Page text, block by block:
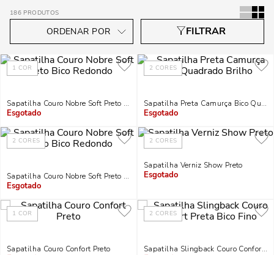
186 PRODUTOS
1 COR
Sapatilha Couro Nobre Soft Preto Bico Redondo
Indisponível
2 CORES
Sapatilha Preta Camurça Bico
Indisponível
2 CORES
Sapatilha Couro Nobre Soft Preto Bico Redondo
Indisponível
2 CORES
Sapatilha Verniz Show Preto
Indisponível
1 COR
Sapatilha Couro Confort Preto
2 CORES
Sapatilha Slingback Couro Confort